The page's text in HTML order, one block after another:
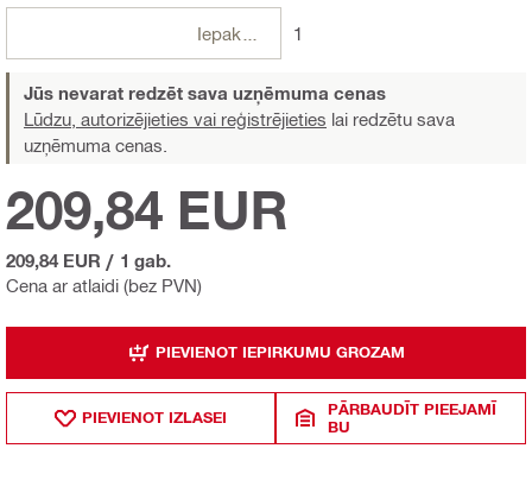
1
Jūs nevarat redzēt sava uzņēmuma cenas
Lūdzu, autorizējieties vai reģistrējieties lai redzētu sava
uzņēmuma cenas.
Cena ar atlaidi (bez PVN)
209,84 EUR
209,84 EUR / 1 gab.
PIEVIENOT IEPIRKUMU GROZAM
PIEVIENOT IZLASEI
PĀRBAUDĪT PIEEJAMĪ
BU